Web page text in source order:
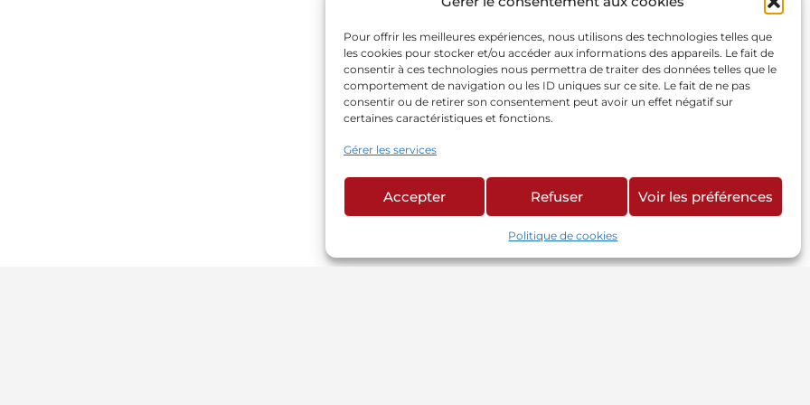
Pour offrir les meilleures expériences, nous utilisons des technologies telles que
les cookies pour stocker et/ou accéder aux informations des appareils. Le fait de
consentir à ces technologies nous permettra de traiter des données telles que le
comportement de navigation ou les ID uniques sur ce site. Le fait de ne pas
consentir ou de retirer son consentement peut avoir un effet négatif sur
certaines caractéristiques et fonctions.
Gérer les services
Accepter Refuser Voir les préférences
Politique de cookies